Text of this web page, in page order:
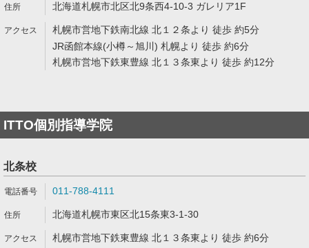
北海道札幌市北区北9条西4-10-3 ガレリア1F
札幌市営地下鉄南北線 北１２条より 徒歩 約5分
JR函館本線(小樽～旭川) 札幌より 徒歩 約6分
札幌市営地下鉄東豊線 北１３条東より 徒歩 約12分
ITTO個別指導学院
北条校
011-788-4111
北海道札幌市東区北15条東3-1-30
札幌市営地下鉄東豊線 北１３条東より 徒歩 約6分